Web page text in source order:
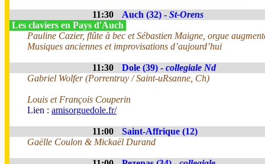
11:30 Auch (32) - St-Orens
Les claviers en Pays d'Auch
Pauline Cazier, flûte à bec et Sébastien Maigne, orgue
Musiques anciennes et improvisations d’aujourd’hui
11:30 Dole (39) - collegiale Nd
Gabriel Wolfer (Porrentruy / Saint-uRsanne, Ch)
Louis et François Couperin
Lien : amisorguedole.fr/
11:00
Saint-Affrique (12)
Gaëlle Coulon & Mickaël Durand